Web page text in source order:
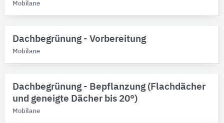
Marken
Produktkategorie
Dachbegrünungssysteme
Schutzwände
Vertikalbegrünungssysteme
Mobilane
Dachbegrünung - Vorbereitung
Mobilane
Dachbegrünung - Bepflanzung (Flachdächer
und geneigte Dächer bis 20°)
Mobilane